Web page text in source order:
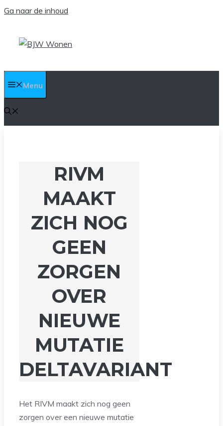
Ga naar de inhoud
Menu
RIVM
MAAKT
ZICH NOG
GEEN
ZORGEN
OVER
NIEUWE
MUTATIE
DELTAVARIANT
Het RIVM maakt zich nog geen
zorgen over een nieuwe mutatie